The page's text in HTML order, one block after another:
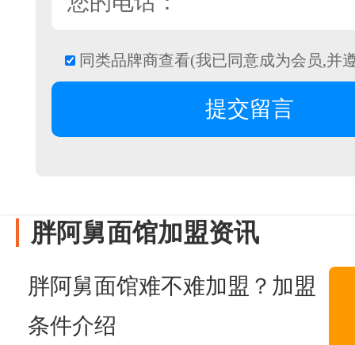
同类品牌商查看(我已同意成为会员,并
胖阿舅面馆加盟资讯
胖阿舅面馆难不难加盟？加盟
条件介绍